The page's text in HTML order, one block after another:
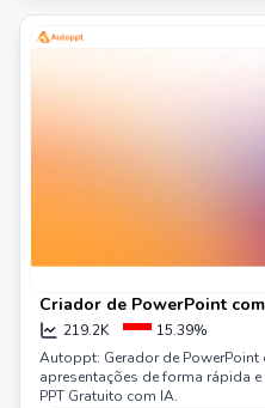
Criador de PowerPoint
Slides Impressionantes —
219.2K 15.39%
Autoppt: Gerador de
apresentações de forma rápida
PPT Gratuito com IA.